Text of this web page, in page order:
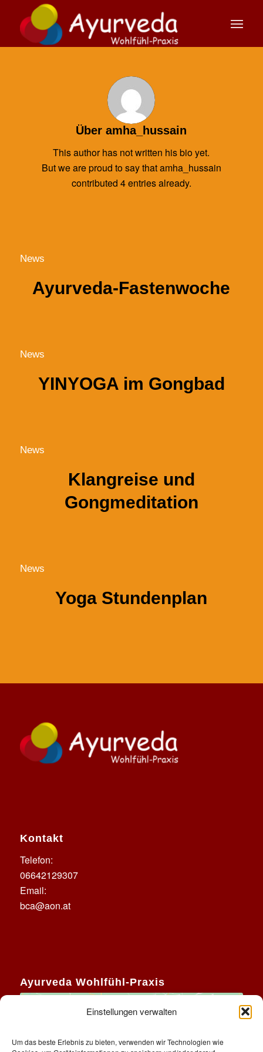
Einstellungen verwalten
Um das beste Erlebnis zu bieten, verwenden wir Technologien wie
Überamha_hussain
This author has not written his bio yet.
But we are proud to say thatamha_hussain
contributed 4 entries already.
News
Ayurveda-Fastenwoche
News
YINYOGA im Gongbad
News
Klangreise und
Gongmeditation
News
Yoga Stundenplan
Kontakt
Telefon:
06642129307
Email:
bca@aon.at
Ayurveda Wohlfühl-Praxis